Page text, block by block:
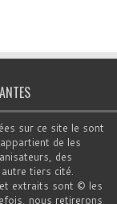
sur ce site le sont
de les
des
tiers cité.
extraits sont © les
nous retirerons